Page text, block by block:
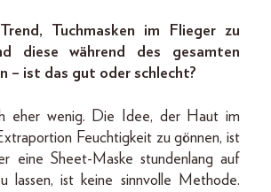
Tuchmasken im Flieger zu
diese während des gesamten
– ist das gut oder schlecht?
eher wenig. Die Idee, der Haut im
Feuchtigkeit zu gönnen, ist
eine Sheet-Maske stundenlang auf
lassen, ist keine sinnvolle Methode.